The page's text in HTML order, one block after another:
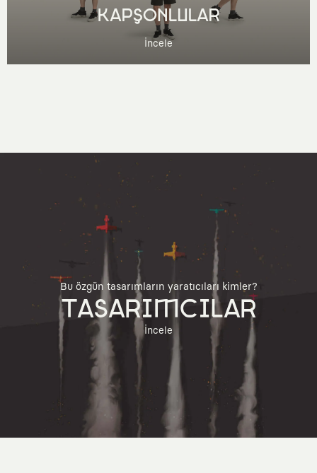
KAPŞONLULAR
İncele
Bu özgün tasarımların yaratıcıları kimler?
TASARIMCILAR
İncele